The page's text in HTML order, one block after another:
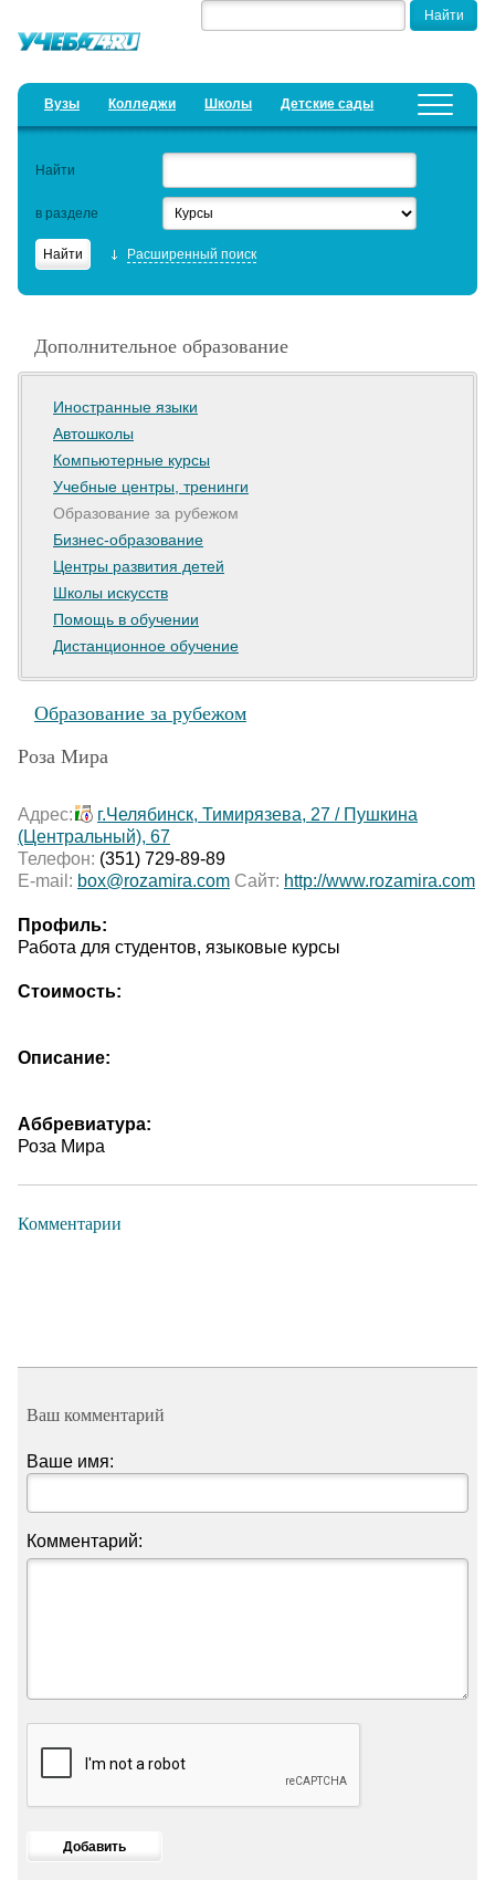
Вузы Колледжи Школы Детские сады
Добавить уч. заведение Предложить новость
Актуальные статьи
Найти
в разделе
Расширенный поиск
Дополнительное образование
Иностранные языки
Автошколы
Компьютерные курсы
Учебные центры, тренинги
Образование за рубежом
Бизнес-образование
Центры развития детей
Школы искусств
Помощь в обучении
Дистанционное обучение
Образование за рубежом
Роза Мира
Адрес:
г.Челябинск, Тимирязева, 27 / Пушкина
(Центральный), 67
Телефон: (351) 729-89-89
E-mail: box@rozamira.com Сайт: http://www.rozamira.com
Профиль:
Работа для студентов, языковые курсы
Стоимость:
Описание:
Аббревиатура:
Роза Мира
Комментарии
Ваш комментарий
Ваше имя:
Комментарий: